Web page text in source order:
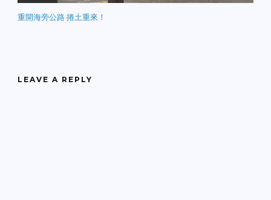
重開海旁公路 捲土重來！
LEAVE A REPLY